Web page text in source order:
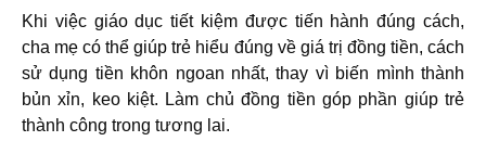
Khi việc giáo dục tiết kiệm được tiến hành đúng cách,
cha mẹ có thể giúp trẻ hiểu đúng về giá trị đồng tiền, cách
sử dụng tiền khôn ngoan nhất, thay vì biến mình thành
bủn xỉn, keo kiệt. Làm chủ đồng tiền góp phần giúp trẻ
thành công trong tương lai.